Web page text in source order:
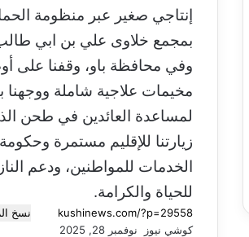
إنتاجي صغير عبر منظومة
بمجمع خلاوى علي بن ابي
لمساعدة العائدين في طحن
زيارتنا للإقليم مستمرة
الخدمات للمواطنين، ودعم
للحياة والكرامة.
نسخ
كوشي نيوز
أنوفمبر 28, 2025